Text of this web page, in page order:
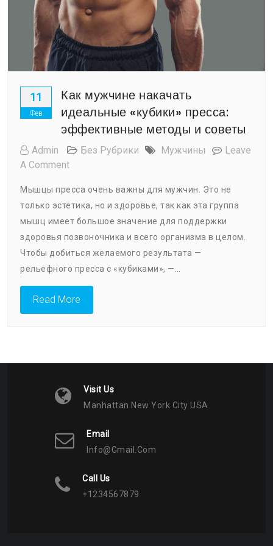
11
Фев
Как мужчине накачать
идеальные «кубики» пресса:
эффективные методы и советы
Admin Без Рубрики Мужчины
Leave
A CommentOn
Мужчине
Накачать
Идеальные
«кубики»
Пресса:
Эффективные
И
Советы
Мышцы пресса очень важны для мужчин. Это не
только эстетика, но и здоровье, так как эта группа
мышц имеет большое значение для поддержки
здоровья позвоночника и всего организма в целом.
Чтобы добиться желаемого результата —
рельефного пресса с «кубиками», —…
Read More
Visit Us
Manhattan New York City USA
Email
Info@gmail.com
Call Us
+1234567879